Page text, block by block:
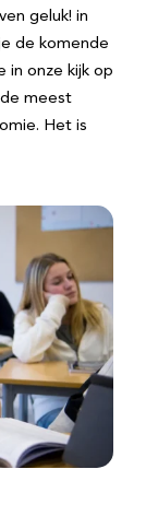
geluk! in
de komende
in onze kijk op
meest
Het is